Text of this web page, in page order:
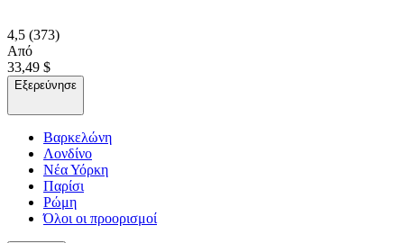
4,5 (373)
Από
33,49 $
Εξερεύνησε
Βαρκελώνη
Λονδίνο
Νέα Υόρκη
Παρίσι
Ρώμη
Όλοι οι προορισμοί